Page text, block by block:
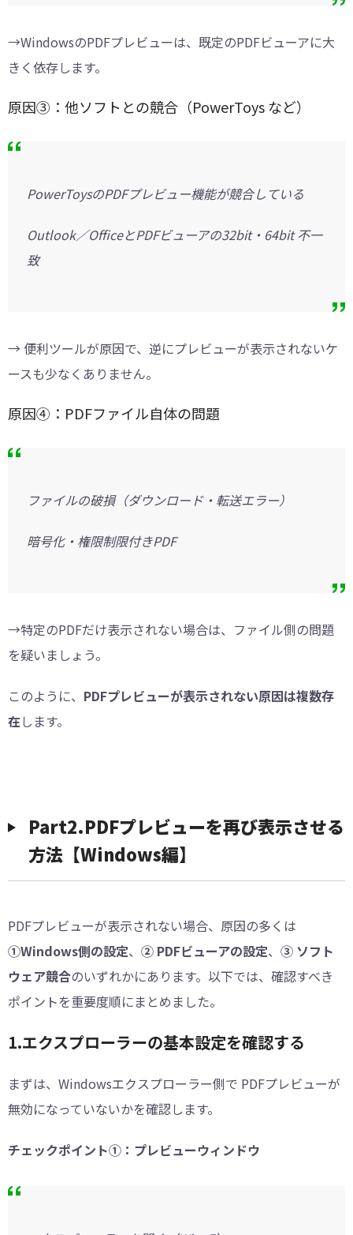
→WindowsのPDFプレビューは、既定のPDFビューアに大
きく依存します。
原因③：他ソフトとの競合（PowerToys など）
PowerToysのPDFプレビュー機能が競合している
Outlook／OfficeとPDFビューアの32bit・64bit 不一
致
→ 便利ツールが原因で、逆にプレビューが表示されないケ
ースも少なくありません。
原因④：PDFファイル自体の問題
ファイルの破損（ダウンロード・転送エラー）
暗号化・権限制限付きPDF
→特定のPDFだけ表示されない場合は、ファイル側の問題
を疑いましょう。
このように、 PDFプレビューが表示されない原因は複数存
在します。
︎Part2.PDFプレビューを再び表示させる
方法【Windows編】
PDFプレビューが表示されない場合、原因の多くは
①Windows側の設定、 ② PDFビューアの設定、 ③ ソフト
ウェア競合のいずれかにあります。以下では、確認すべき
ポイントを重要度順にまとめました。
1.エクスプローラーの基本設定を確認する
まずは、Windowsエクスプローラー側で PDFプレビューが
無効になっていないかを確認します。
チェックポイント①：プレビューウィンドウ